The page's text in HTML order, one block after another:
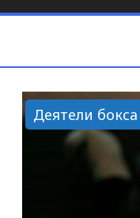
Деятели бокса